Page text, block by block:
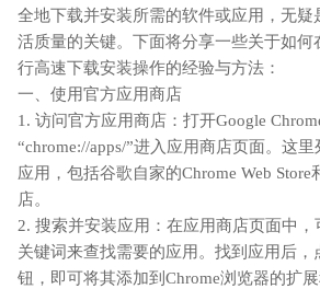
全地下载并安装所需的软件或应用，无疑
活质量的关键。下面将分享一些关于如何
行高速下载安装操作的经验与方法：
一、使用官方应用商店
1. 访问官方应用商店：打开Google
“chrome://apps/”进入应用商店页面。这
应用，包括谷歌自家的Chrome Web
店。
2. 搜索并安装应用：在应用商店页面中，
关键词来查找需要的应用。找到应用后，
钮，即可将其添加到Chrome浏览器的扩展